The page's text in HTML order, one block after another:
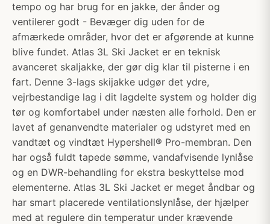
tempo og har brug for en jakke, der ånder og
ventilerer godt - Bevæger dig uden for de
afmærkede områder, hvor det er afgørende at kunne
blive fundet. Atlas 3L Ski Jacket er en teknisk
avanceret skaljakke, der gør dig klar til pisterne i en
fart. Denne 3-lags skijakke udgør det ydre,
vejrbestandige lag i dit lagdelte system og holder dig
tør og komfortabel under næsten alle forhold. Den er
lavet af genanvendte materialer og udstyret med en
vandtæt og vindtæt Hypershell® Pro-membran. Den
har også fuldt tapede sømme, vandafvisende lynlåse
og en DWR-behandling for ekstra beskyttelse mod
elementerne. Atlas 3L Ski Jacket er meget åndbar og
har smart placerede ventilationslynlåse, der hjælper
med at regulere din temperatur under krævende